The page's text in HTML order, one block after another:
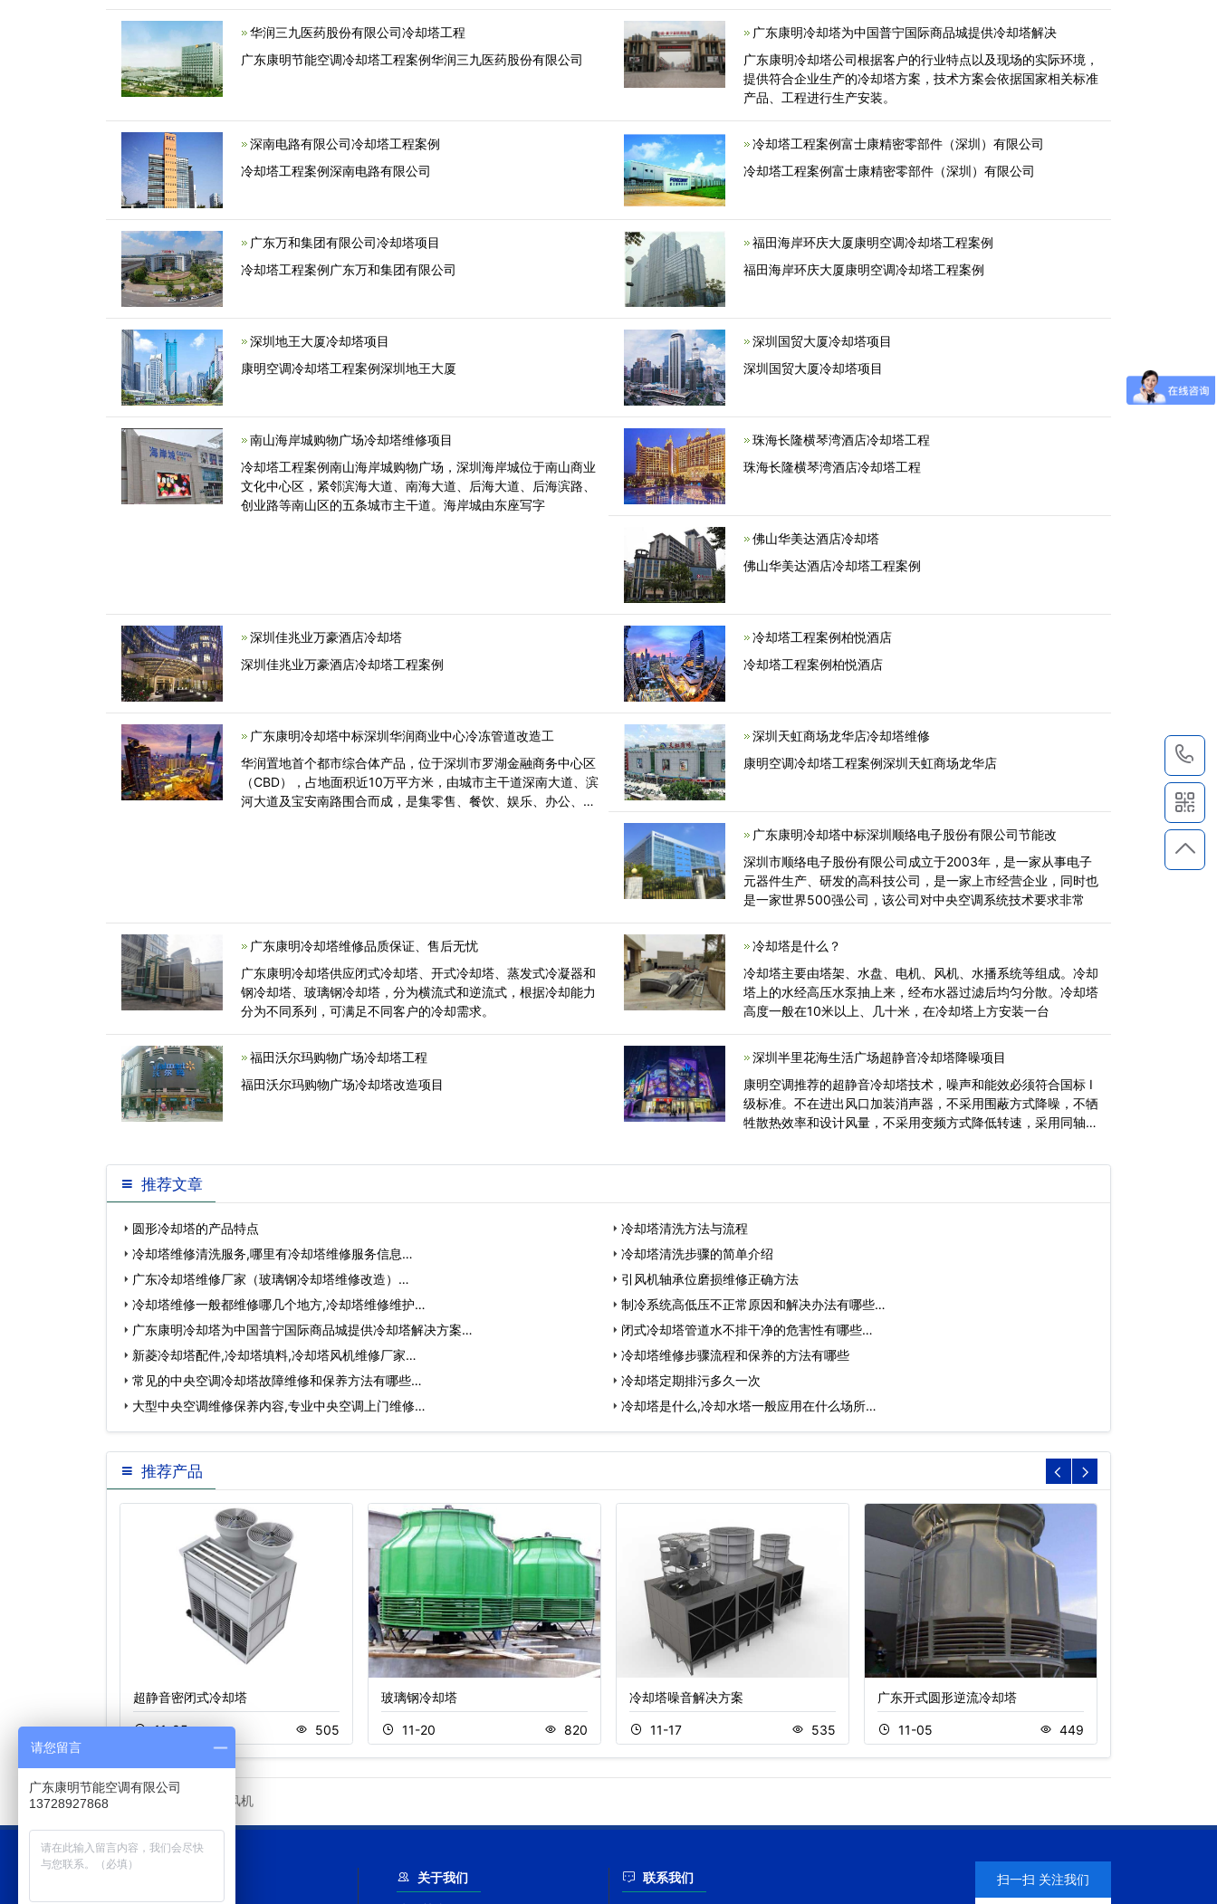
华润三九医药股份有限公司冷却塔工程
广东康明节能空调冷却塔工程案例华润三九医药股份有限公司
广东康明冷却塔为中国普宁国际商品城提供冷却塔解决
广东康明冷却塔公司根据客户的行业特点以及现场的实际环境，
提供符合企业生产的冷却塔方案，技术方案会依据国家相关标准
产品、工程进行生产安装。
深南电路有限公司冷却塔工程案例
冷却塔工程案例深南电路有限公司
冷却塔工程案例富士康精密零部件（深圳）有限公司
冷却塔工程案例富士康精密零部件（深圳）有限公司
广东万和集团有限公司冷却塔项目
冷却塔工程案例广东万和集团有限公司
福田海岸环庆大厦康明空调冷却塔工程案例
福田海岸环庆大厦康明空调冷却塔工程案例
深圳地王大厦冷却塔项目
康明空调冷却塔工程案例深圳地王大厦
深圳国贸大厦冷却塔项目
深圳国贸大厦冷却塔项目
南山海岸城购物广场冷却塔维修项目
冷却塔工程案例南山海岸城购物广场，深圳海岸城位于南山商业
文化中心区，紧邻滨海大道、南海大道、后海大道、后海滨路、
创业路等南山区的五条城市主干道。海岸城由东座写字
珠海长隆横琴湾酒店冷却塔工程
珠海长隆横琴湾酒店冷却塔工程
佛山华美达酒店冷却塔
佛山华美达酒店冷却塔工程案例
深圳佳兆业万豪酒店冷却塔
深圳佳兆业万豪酒店冷却塔工程案例
冷却塔工程案例柏悦酒店
冷却塔工程案例柏悦酒店
广东康明冷却塔中标深圳华润商业中心冷冻管道改造工
华润置地首个都市综合体产品，位于深圳市罗湖金融商务中心区
（CBD），占地面积近10万平方米，由城市主干道深南大道、滨
河大道及宝安南路围合而成，是集零售、餐饮、娱乐、办公、酒
深圳天虹商场龙华店冷却塔维修
康明空调冷却塔工程案例深圳天虹商场龙华店
广东康明冷却塔中标深圳顺络电子股份有限公司节能改
深圳市顺络电子股份有限公司成立于2003年，是一家从事电子
元器件生产、研发的高科技公司，是一家上市经营企业，同时也
是一家世界500强公司，该公司对中央空调系统技术要求非常
广东康明冷却塔维修品质保证、售后无忧
广东康明冷却塔供应闭式冷却塔、开式冷却塔、蒸发式冷凝器和
钢冷却塔、玻璃钢冷却塔，分为横流式和逆流式，根据冷却能力
分为不同系列，可满足不同客户的冷却需求。
冷却塔是什么？
冷却塔主要由塔架、水盘、电机、风机、水播系统等组成。冷却
塔上的水经高压水泵抽上来，经布水器过滤后均匀分散。冷却塔
高度一般在10米以上、几十米，在冷却塔上方安装一台
福田沃尔玛购物广场冷却塔工程
福田沃尔玛购物广场冷却塔改造项目
深圳半里花海生活广场超静音冷却塔降噪项目
康明空调推荐的超静音冷却塔技术，噪声和能效必须符合国标 I
级标准。不在进出风口加装消声器，不采用围蔽方式降噪，不牺
牲散热效率和设计风量，不采用变频方式降低转速，采用同轴多
推荐文章
圆形冷却塔的产品特点
冷却塔清洗方法与流程
冷却塔维修清洗服务,哪里有冷却塔维修服务信息…
冷却塔清洗步骤的简单介绍
广东冷却塔维修厂家（玻璃钢冷却塔维修改造）…
引风机轴承位磨损维修正确方法
冷却塔维修一般都维修哪几个地方,冷却塔维修维护…
制冷系统高低压不正常原因和解决办法有哪些…
广东康明冷却塔为中国普宁国际商品城提供冷却塔解决方案…
闭式冷却塔管道水不排干净的危害性有哪些…
新菱冷却塔配件,冷却塔填料,冷却塔风机维修厂家…
冷却塔维修步骤流程和保养的方法有哪些
常见的中央空调冷却塔故障维修和保养方法有哪些…
冷却塔定期排污多久一次
大型中央空调维修保养内容,专业中央空调上门维修…
冷却塔是什么,冷却水塔一般应用在什么场所…
推荐产品
379
超静音密闭式冷却塔
11-05 505
玻璃钢冷却塔
11-20 820
冷却塔噪音解决方案
11-17 535
广东开式圆形逆流冷却塔
11-05 449
冷却塔风机
关于我们 联系我们 扫一扫 关注我们
请您留言
广东康明节能空调有限公司
13728927868